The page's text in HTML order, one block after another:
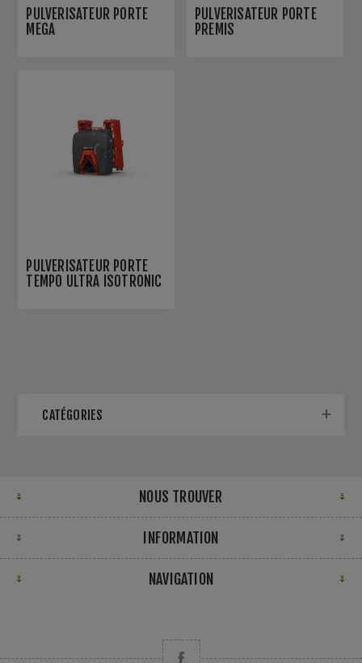
PULVÉRISATEUR PORTÉ
MEGA
PULVÉRISATEUR PORTÉ
PREMIS
PULVÉRISATEUR PORTÉ
TEMPO ULTRA ISOTRONIC
CATÉGORIES
NOUS TROUVER
INFORMATION
NAVIGATION